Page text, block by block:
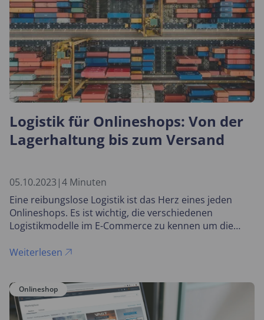
Logistik für Onlineshops: Von der
Lagerhaltung bis zum Versand
05.10.2023 |4 Minuten
Eine reibungslose Logistik ist das Herz eines jeden
Onlineshops. Es ist wichtig, die verschiedenen
Logistikmodelle im E-Commerce zu kennen um die
finden.
Weiterlesen
Onlineshop